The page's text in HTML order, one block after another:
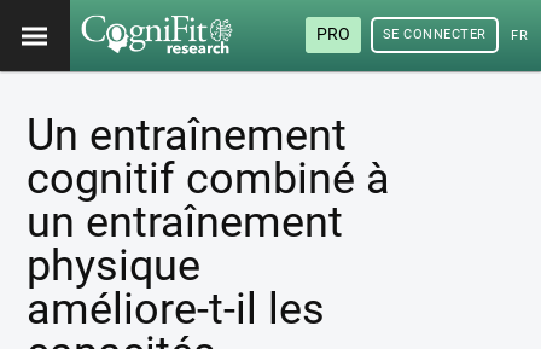
PRO SE CONNECTER
Un entraînement
cognitif combiné à
un entraînement
physique
améliore-t-il les